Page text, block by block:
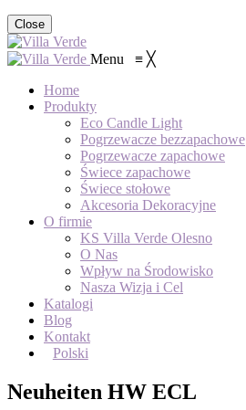
Close
Menu ≡ ╳
Home
Produkty
Eco Candle Light
Pogrzewacze bezzapachowe
Pogrzewacze zapachowe
Świece zapachowe
Świece stołowe
Akcesoria Dekoracyjne
O firmie
KS Villa Verde Olesno
O Nas
Wpływ na Środowisko
Nasza Wizja i Cel
Katalogi
Blog
Kontakt
Polski
Neuheiten HW ECL